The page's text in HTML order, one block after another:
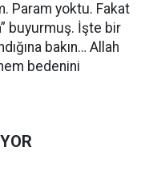
Param yoktu. Fakat
buyurmuş. İşte bir
bakın… Allah
bedenini